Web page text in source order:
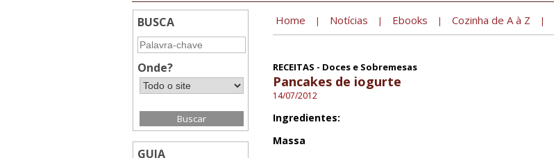
BUSCA
Onde?
GUIA
Home | Notícias | Ebooks | Cozinha de A à Z |
RECEITAS - Doces e Sobremesas
Pancakes de iogurte
14/07/2012
Ingredientes:
Massa